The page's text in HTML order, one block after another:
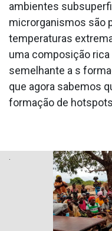
ambientes
microrganismos são
temperaturas
uma composição
semelhante a s
que agora sabemos
formação de